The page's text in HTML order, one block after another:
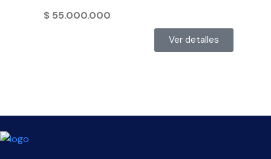
$ 55.000.000
Ver detalles